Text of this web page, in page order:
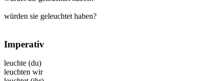
würden sie geleuchtet haben?
Imperativ
leuchte (du)
leuchten wir